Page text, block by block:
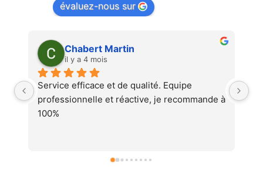
évaluez-nous sur
Martin Faliu
il y a 4 mois
Service au top, devis ultra rapide et
cohérent, équipes professionnelles et
soignéesJe recommande !